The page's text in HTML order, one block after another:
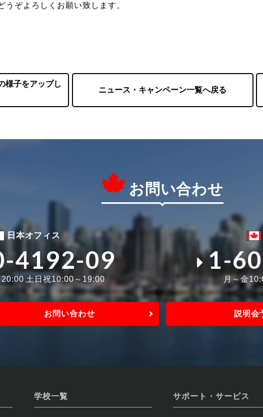
うぞよろしくお願い致します。
様子をアップし
ニュース・キャンペーン一覧へ戻る
お問い合わせ
日本オフィス
4192-09
20:00 土日祝10:00～19:00
1-
月～金
お問い合わせ 説明会
学校一覧 サポート・サービス